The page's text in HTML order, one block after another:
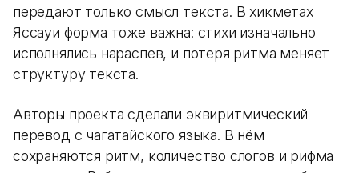
передают только смысл текста. В хикметах
Яссауи форма тоже важна: стихи изначально
исполнялись нараспев, и потеря ритма меняет
структуру текста.
Авторы проекта сделали эквиритмический
перевод с чагатайского языка. В нём
сохраняются ритм, количество слогов и рифма